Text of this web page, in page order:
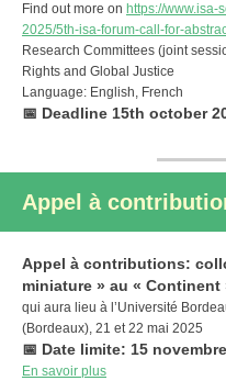
Find out more on https://www.isa-
2025/5th-isa-forum-call-for-
Research Committees (joint
Rights and Global Justice
Language: English, French
📅 Deadline 15th october
Appel à
Appel à contributions:
miniature » au « Continent
qui aura lieu à l’Université
(Bordeaux), 21 et 22 mai 2025
📅 Date limite: 15
En savoir plus